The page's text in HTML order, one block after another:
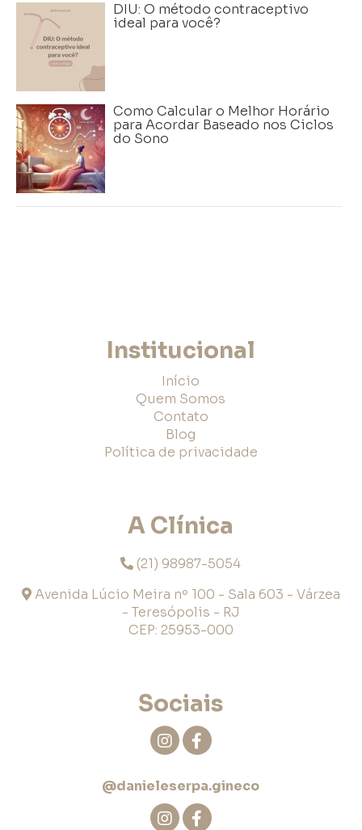
DIU: O método contraceptivo
ideal para você?
Como Calcular o Melhor Horário
para Acordar Baseado nos Ciclos
do Sono
Institucional
Início
Quem Somos
Contato
Blog
Política de privacidade
A Clínica
(21) 98987-5054
Avenida Lúcio Meira nº 100 - Sala 603 - Várzea
- Teresópolis - RJ
CEP: 25953-000
Sociais
@danieleserpa.gineco